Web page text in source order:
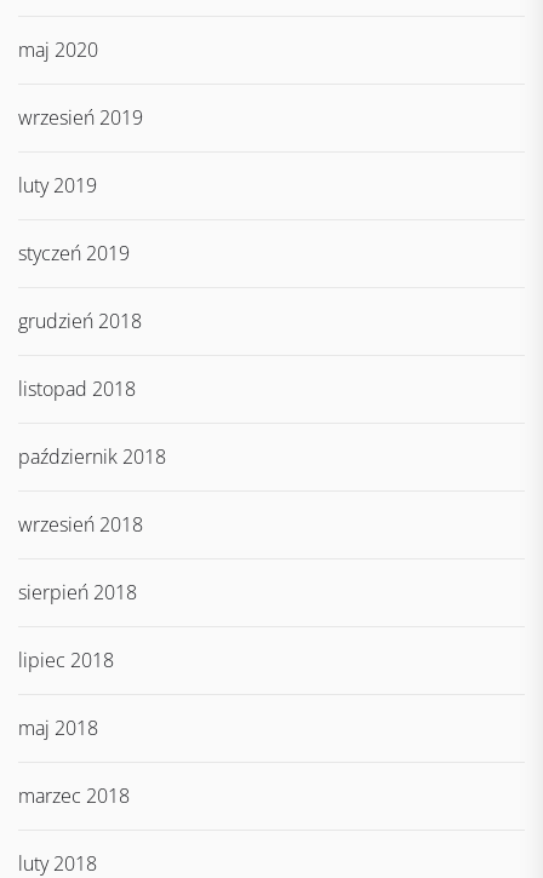
maj 2020
wrzesień 2019
luty 2019
styczeń 2019
grudzień 2018
listopad 2018
październik 2018
wrzesień 2018
sierpień 2018
lipiec 2018
maj 2018
marzec 2018
luty 2018